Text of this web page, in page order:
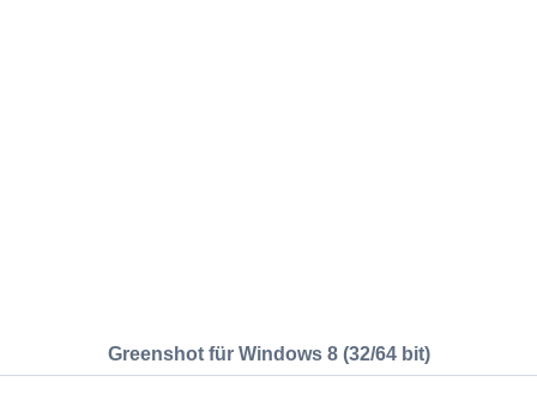
Greenshot für Windows 8 (32/64 bit)